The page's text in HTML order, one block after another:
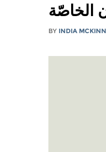
الخاصّة
BY INDIA